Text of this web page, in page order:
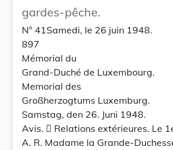
gardes-pêche.
N° 41Samedi, le 26 juin 1948.
897
Mémorial du
Grand-Duché de Luxembourg.
Memorial des
Großherzogtums Luxemburg.
Samstag, den 26. Juni 1948.
Avis.  Relations extérieures. Le
A. R. Madame la Grande-